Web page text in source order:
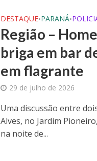
DESTAQUE•PARANÁ•
Região –
briga em bar
em flagrante
29 de julho de 2026
Uma discussão entre
Alves, no Jardim
na noite de...